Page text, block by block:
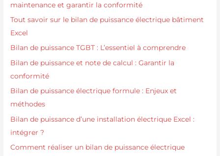
maintenance et garantir la conformité
Tout savoir sur le bilan de puissance électrique bâtiment
Excel
Bilan de puissance TGBT : L’essentiel à comprendre
Bilan de puissance et note de calcul : Garantir la
conformité
Bilan de puissance électrique formule : Enjeux et
méthodes
Bilan de puissance d’une installation électrique Excel :
intégrer ?
Comment réaliser un bilan de puissance électrique